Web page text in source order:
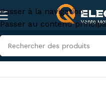
Passer à la navigation
Passer au contenu
Accueil/Instruments de